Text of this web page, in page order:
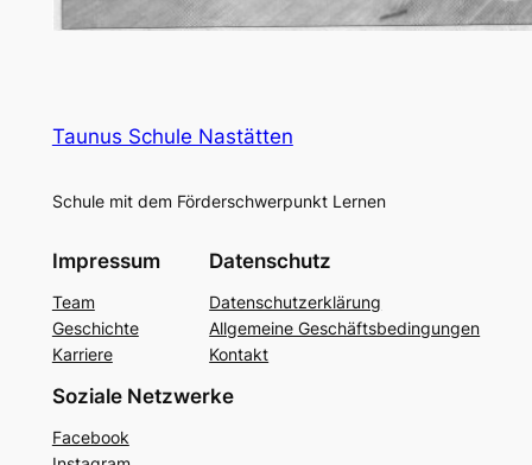
Taunus Schule Nastätten
Schule mit dem Förderschwerpunkt Lernen
Impressum
Team
Geschichte
Karriere
Datenschutz
Datenschutzerklärung
Allgemeine Geschäftsbedingungen
Kontakt
Soziale Netzwerke
Facebook